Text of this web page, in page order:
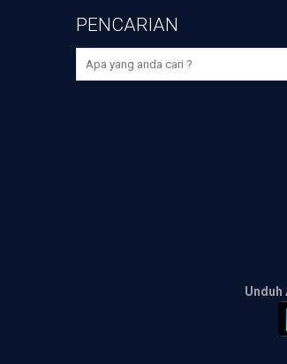
PENCARIAN
Unduh